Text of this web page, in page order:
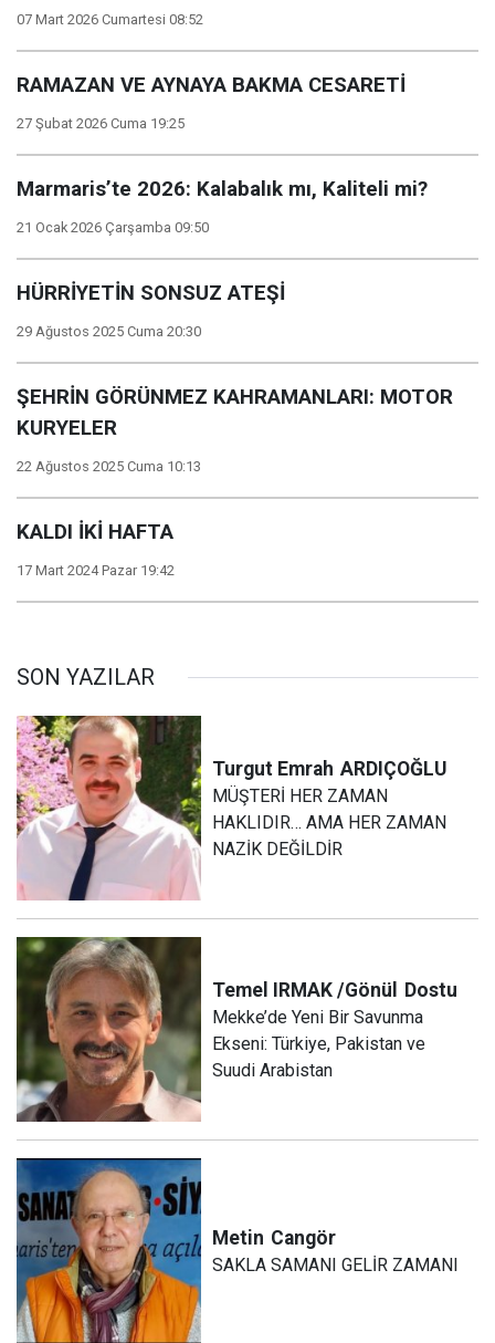
07 Mart 2026 Cumartesi 08:52
RAMAZAN VE AYNAYA BAKMA CESARETİ
27 Şubat 2026 Cuma 19:25
Marmaris’te 2026: Kalabalık mı, Kaliteli mi?
21 Ocak 2026 Çarşamba 09:50
HÜRRİYETİN SONSUZ ATEŞİ
29 Ağustos 2025 Cuma 20:30
ŞEHRİN GÖRÜNMEZ KAHRAMANLARI: MOTOR
KURYELER
22 Ağustos 2025 Cuma 10:13
KALDI İKİ HAFTA
17 Mart 2024 Pazar 19:42
SON YAZILAR
Turgut Emrah ARDIÇOĞLU
MÜŞTERİ HER ZAMAN
HAKLIDIR… AMA HER ZAMAN
NAZİK DEĞİLDİR
Temel IRMAK /Gönül Dostu
Mekke’de Yeni Bir Savunma
Ekseni: Türkiye, Pakistan ve
Suudi Arabistan
Metin Cangör
SAKLA SAMANI GELİR ZAMANI